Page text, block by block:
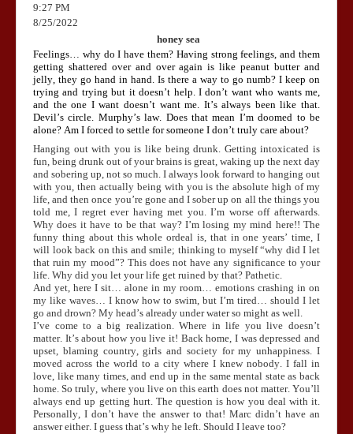
9:27 PM
8/25/2022
honey sea
Feelings… why do I have them? Having strong feelings, and them
getting shattered over and over again is like peanut butter and
jelly, they go hand in hand. Is there a way to go numb? I keep on
trying and trying but it doesn’t help. I don’t want who wants me,
and the one I want doesn’t want me. It’s always been like that.
Devil’s circle. Murphy’s law. Does that mean I’m doomed to be
alone? Am I forced to settle for someone I don’t truly care about?
Hanging out with you is like being drunk. Getting intoxicated is
fun, being drunk out of your brains is great, waking up the next day
and sobering up, not so much. I always look forward to hanging out
with you, then actually being with you is the absolute high of my
life, and then once you’re gone and I sober up on all the things you
told me, I regret ever having met you. I’m worse off afterwards.
Why does it have to be that way? I’m losing my mind here!! The
funny thing about this whole ordeal is, that in one years’ time, I
will look back on this and smile; thinking to myself “why did I let
that ruin my mood”? This does not have any significance to your
life. Why did you let your life get ruined by that? Pathetic.
And yet, here I sit… alone in my room… emotions crashing in on
my like waves… I know how to swim, but I’m tired… should I let
go and drown? My head’s already under water so might as well.
I’ve come to a big realization. Where in life you live doesn’t
matter. It’s about how you live it! Back home, I was depressed and
upset, blaming country, girls and society for my unhappiness. I
moved across the world to a city where I knew nobody. I fall in
love, like many times, and end up in the same mental state as back
home. So truly, where you live on this earth does not matter. You’ll
always end up getting hurt. The question is how you deal with it.
Personally, I don’t have the answer to that! Marc didn’t have an
answer either. I guess that’s why he left. Should I leave too?